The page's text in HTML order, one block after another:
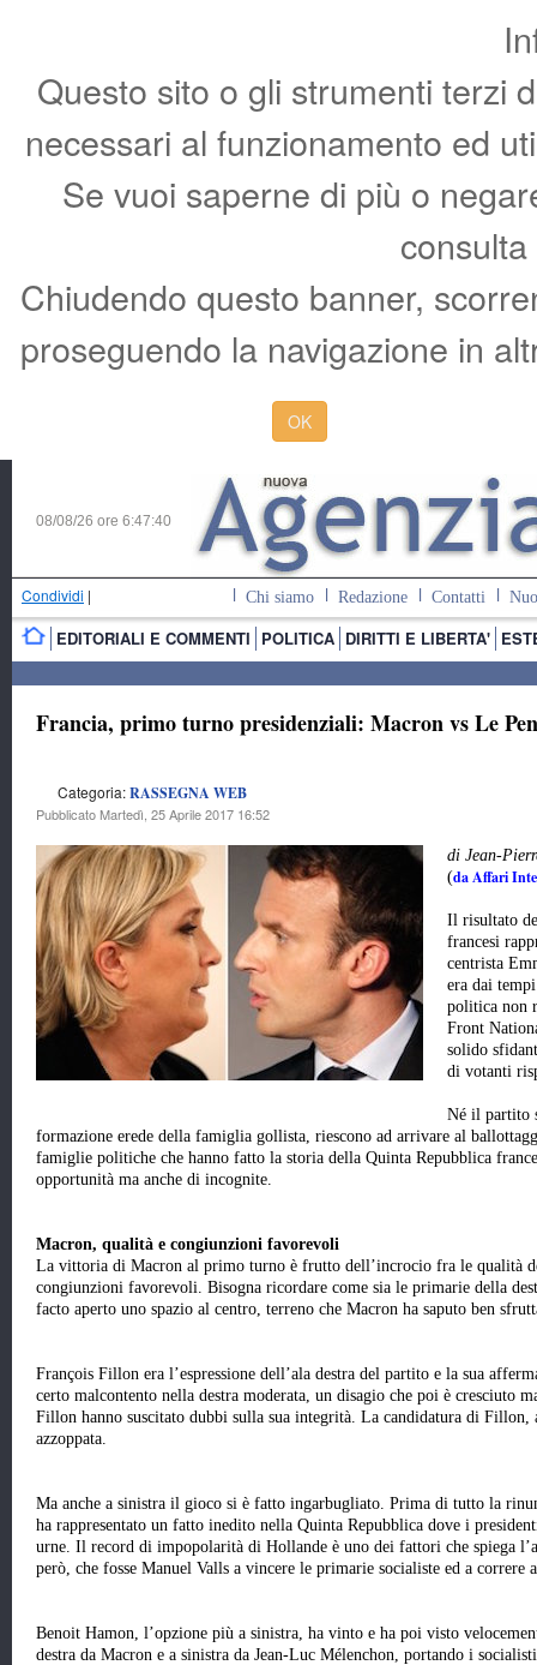
Questo sito o gli strumenti terzi
necessari al funzionamento ed
Se vuoi saperne di più o
Chiudendo questo banner,
proseguendo la navigazione in
OK
08/08/26 ore 6:47:41
Condividi | Chi siamo Redazione Contatti
EDITORIALI E COMMENTI POLITICA DIRITTI E LIBERTA'
Francia, primo turno presidenziali: Macron vs Le
Categoria:RASSEGNA WEB
Pubblicato Martedì, 25 Aprile 2017 16:52
di Jean-
(da Affari
Il risultato
francesi
centrista
era dai
politica non
Front
solido
di votanti
Né il partito
formazione erede della famiglia gollista, riescono ad arrivare al
famiglie politiche che hanno fatto la storia della Quinta Repubblica
opportunità ma anche di incognite.
Macron, qualità e congiunzioni favorevoli
La vittoria di Macron al primo turno è frutto dell’incrocio fra le qualità
congiunzioni favorevoli. Bisogna ricordare come sia le primarie della
facto aperto uno spazio al centro, terreno che Macron ha saputo ben
François Fillon era l’espressione dell’ala destra del partito e la sua
certo malcontento nella destra moderata, un disagio che poi è cresciuto
Fillon hanno suscitato dubbi sulla sua integrità. La candidatura di
azzoppata.
Ma anche a sinistra il gioco si è fatto ingarbugliato. Prima di tutto la
ha rappresentato un fatto inedito nella Quinta Repubblica dove i
urne. Il record di impopolarità di Hollande è uno dei fattori che spiega
però, che fosse Manuel Valls a vincere le primarie socialiste ed a correre
Benoit Hamon, l’opzione più a sinistra, ha vinto e ha poi visto
destra da Macron e a sinistra da Jean-Luc Mélenchon, portando i